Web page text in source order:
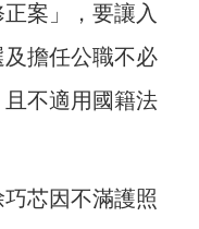
案」，要讓入
擔任公職不必
不適用國籍法
芯因不滿護照